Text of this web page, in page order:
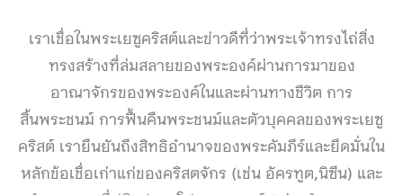
เราเชื่อในพระเยซูคริสต์และข่าวดีที่ว่าพระเจ้าทรงไถ่สิ่ง
ทรงสร้างที่ล่มสลายของพระองค์ผ่านการมาของ
อาณาจักรของพระองค์ในและผ่านทางชีวิต การ
สิ้นพระชนม์ การฟื้นคืนพระชนม์และตัวบุคคลของพระเยซู
คริสต์ เรายืนยันถึงสิทธิอำนาจของพระคัมภีร์และยึดมั่นใน
หลักข้อเชื่อเก่าแก่ของคริสตจักร (เช่น อัครทูต,นิซีน) และ